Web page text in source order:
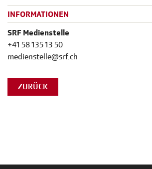
INFORMATIONEN
SRF Medienstelle
+41 58 135 13 50
medienstelle@srf.ch
ZURÜCK